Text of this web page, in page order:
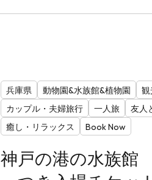
兵庫県 動物園&水族館&植物園 観
カップル・夫婦旅行
一人旅 友人
癒し・リラックス
Book Now
神戸の港の水族